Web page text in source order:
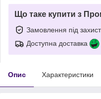
Що таке купити з
Замовлення під
Доступна доставка
Опис Характеристики